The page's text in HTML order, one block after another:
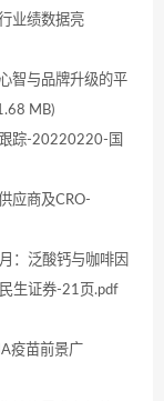
业绩数据亮
智与品牌升级的平
MB)
踪-20220220-国
应商及CRO-
：泛酸钙与咖啡因
生证券-21页.pdf
苗前景广